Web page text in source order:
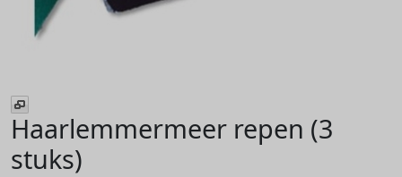
Haarlemmermeer repen (3
stuks)